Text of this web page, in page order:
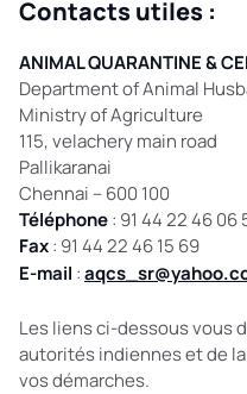
Contacts utiles :
ANIMAL QUARANTINE &
Department of Animal
Ministry of Agriculture
115, velachery main road
Pallikaranai
Chennai – 600 100
Téléphone: 91 44 22 46 06
Fax: 91 44 22 46 15 69
E-mail :
Les liens ci-dessous vous
autorités indiennes et de la
vos démarches.